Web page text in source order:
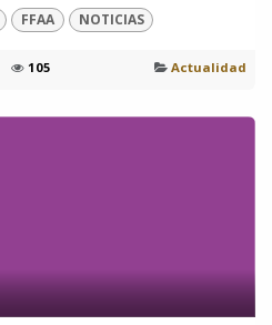
FFAA NOTICIAS
105 Actualidad